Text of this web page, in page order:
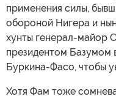
применения силы,
обороной Нигера и
хунты генерал-майор
президентом Базумом
Буркина-Фасо, чтобы
Хотя Фам тоже